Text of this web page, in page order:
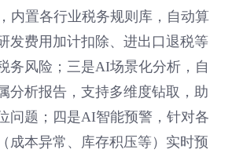
内置各行业税务规则库，自动算
发费用加计扣除、进出口退税等
务风险；三是AI场景化分析，自
分析报告，支持多维度钻取，助
问题；四是AI智能预警，针对各
成本异常、库存积压等）实时预